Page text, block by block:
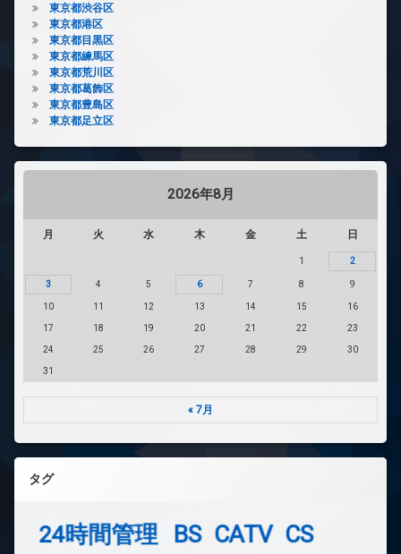
東京都渋谷区
東京都港区
東京都目黒区
東京都練馬区
東京都荒川区
東京都葛飾区
東京都豊島区
東京都足立区
2026年8月
月 火 水 木 金 土 日
1 2
3 4 5 6 7 8 9
10 11 12 13 14 15 16
17 18 19 20 21 22 23
24 25 26 27 28 29 30
31
« 7月
タグ
24時間管理 BS CATV CS